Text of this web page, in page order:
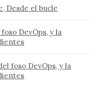
Desde el bucle
DevOps, y la
foso DevOps, y la